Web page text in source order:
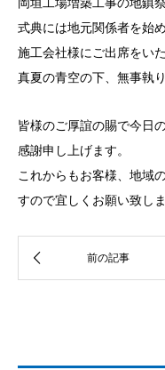
岡垣工場増築工事の地鎮
式典には地元関係者を始
施工会社様にご出席をい
真夏の青空の下、無事執
皆様のご厚誼の賜で今日
感謝申し上げます。
これからもお客様、地域
すので宜しくお願い致しま